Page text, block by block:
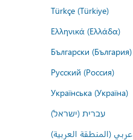
Türkçe (Türkiye)
Ελληνικά (Ελλάδα)
Български (България)
Русский (Россия)
Українська (Україна)
עברית (ישראל)
عربي (المنطقة العربية)